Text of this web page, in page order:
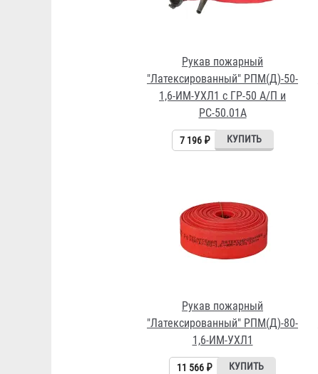
Рукав пожарный
"Латексированный" РПМ(Д)-50-
1,6-ИМ-УХЛ1 с ГР-50 А/П и
РС-50.01А
7 196 ₽
Рукав пожарный
"Латексированный" РПМ(Д)-80-
1,6-ИМ-УХЛ1
11 566 ₽